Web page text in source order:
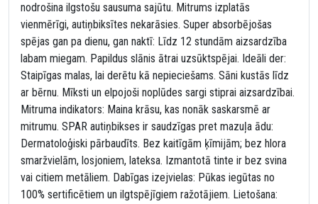
nodrošina ilgstošu sausuma sajūtu. Mitrums izplatās
vienmērīgi, autiņbiksītes nekarāsies. Super absorbējošas
spējas gan pa dienu, gan naktī: Līdz 12 stundām aizsardzība
labam miegam. Papildus slānis ātrai uzsūktspējai. Ideāli der:
Staipīgas malas, lai derētu kā nepieciešams. Sāni kustās līdz
ar bērnu. Mīksti un elpojoši noplūdes sargi stiprai aizsardzībai.
Mitruma indikators: Maina krāsu, kas nonāk saskarsmē ar
mitrumu. SPAR autiņbikses ir saudzīgas pret mazuļa ādu:
Dermatoloģiski pārbaudīts. Bez kaitīgām ķīmijām; bez hlora
smaržvielām, losjoniem, lateksa. Izmantotā tinte ir bez svina
vai citiem metāliem. Dabīgas izejvielas: Pūkas iegūtas no
100% sertificētiem un ilgtspējīgiem ražotājiem. Lietošana: